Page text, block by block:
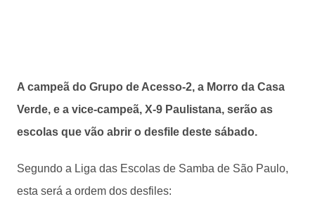
A campeã do Grupo de Acesso-2, a Morro da Casa
Verde, e a vice-campeã, X-9 Paulistana, serão as
escolas que vão abrir o desfile deste sábado.
Segundo a Liga das Escolas de Samba de São Paulo,
esta será a ordem dos desfiles: